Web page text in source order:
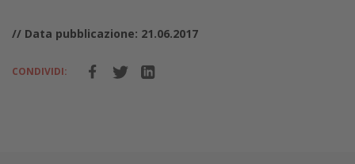
// Data pubblicazione: 21.06.2017
CONDIVIDI: